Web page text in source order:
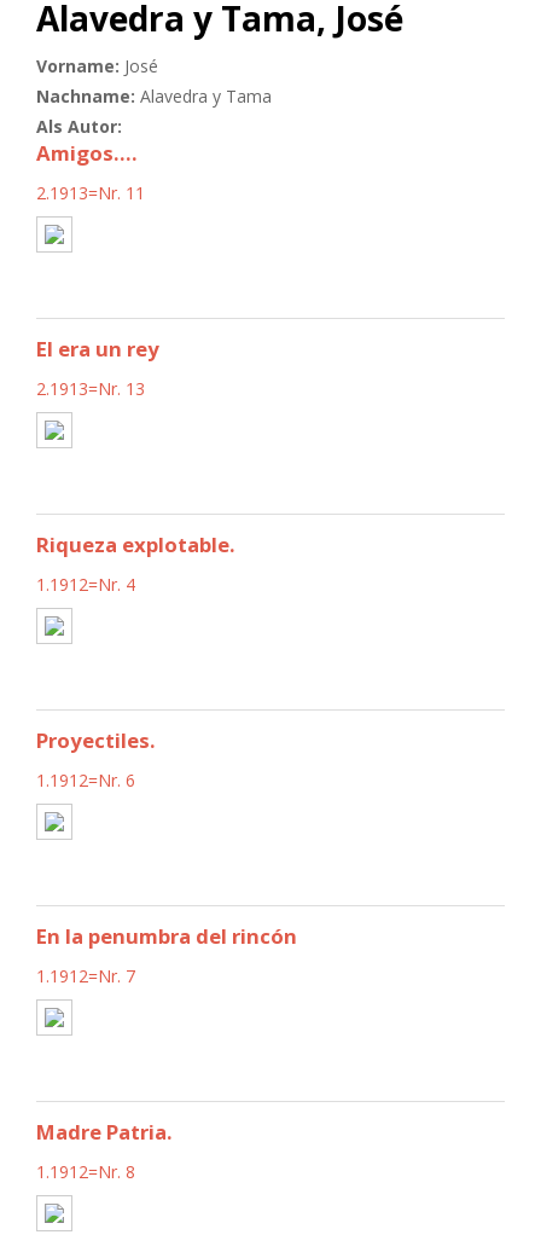
Alavedra y Tama, José
Vorname: José
Nachname: Alavedra y Tama
Als Autor:
Amigos....
2.1913=Nr. 11
El era un rey
2.1913=Nr. 13
Riqueza explotable.
1.1912=Nr. 4
Proyectiles.
1.1912=Nr. 6
En la penumbra del rincón
1.1912=Nr. 7
Madre Patria.
1.1912=Nr. 8